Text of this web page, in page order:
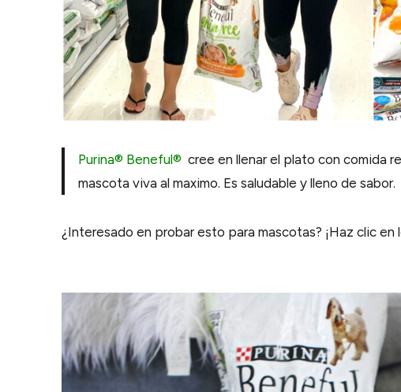
Purina® Beneful® cree en llenar el plato con comida
mascota viva al maximo. Es saludable y lleno de sabor.
¿Interesado en probar esto para mascotas? ¡Haz clic